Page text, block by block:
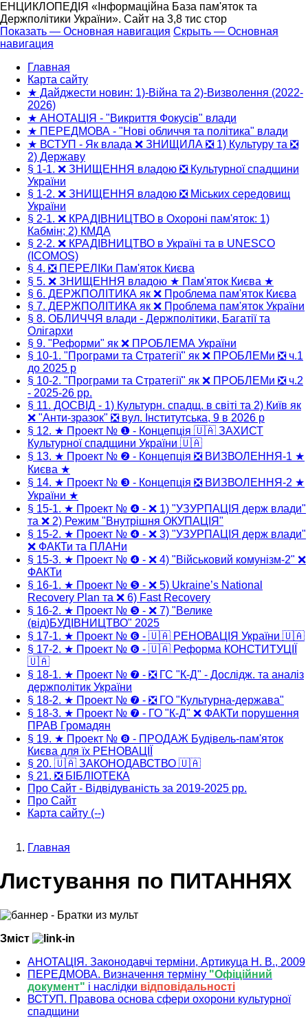
ЕНЦИКЛОПЕДІЯ «Інформаційна База пам'яток та
Держполітики України». Сайт на 3,8 тис стор
Основная
навигация
Показать — Основная навигация Скрыть — Основная
навигация
Главная
Карта сайту
★ Дайджести новин: 1)-Війна та 2)-Визволення (2022-
2026)
★ АНОТАЦІЯ - "Викриття Фокусів" влади
★ ПЕРЕДМОВА - "Нові обличчя та політика" влади
★ ВСТУП - Як влада ❌ ЗНИЩИЛА ❎ 1) Культуру та ❎
2) Державу
§ 1-1. ❌ ЗНИЩЕННЯ владою ❎ Культурної спадщини
України
§ 1-2. ❌ ЗНИЩЕННЯ владою ❎ Міських середовищ
України
§ 2-1. ❌ КРАДІВНИЦТВО в Охороні пам'яток: 1)
Кабмін; 2) КМДА
§ 2-2. ❌ КРАДІВНИЦТВО в Україні та в UNESCO
(ICOMOS)
§ 4. ❎ ПЕРЕЛІКи Пам'яток Києва
§ 5. ❌ ЗНИЩЕННЯ владою ★ Пам'яток Києва ★
§ 6. ДЕРЖПОЛІТИКА як ❌ Проблема пам'яток Києва
§ 7. ДЕРЖПОЛІТИКА як ❌ Проблема пам'яток України
§ 8. ОБЛИЧЧЯ влади - Держполітики, Багатії та
Олігархи
§ 9. "Реформи" як ❌ ПРОБЛЕМА України
§ 10-1. "Програми та Стратегії" як ❌ ПРОБЛЕМи ❎ ч.1
до 2025 р
§ 10-2. "Програми та Стратегії" як ❌ ПРОБЛЕМи ❎ ч.2
- 2025-26 рр.
§ 11. ДОСВІД - 1) Культурн. спадщ. в світі та 2) Київ як
❌ "Анти-зразок" ❎ вул. Інститутська, 9 в 2026 р
§ 12. ★ Проект № ❶ - Концепція 🇺🇦 ЗАХИСТ
Культурної спадщини України 🇺🇦
§ 13. ★ Проект № ❷ - Концепція ❎ ВИЗВОЛЕННЯ-1 ★
Києва ★
§ 14. ★ Проект № ❸ - Концепція ❎ ВИЗВОЛЕННЯ-2 ★
України ★
§ 15-1. ★ Проект № ❹ - ❌ 1) "УЗУРПАЦІЯ держ влади"
та ❌ 2) Режим "Внутрішня ОКУПАЦІЯ"
§ 15-2. ★ Проект № ❹ - ❌ 3) "УЗУРПАЦІЯ держ влади"
❌ ФАКТи та ПЛАНи
§ 15-3. ★ Проект № ❹ - ❌ 4) "Військовий комунізм-2" ❌
ФАКТи
§ 16-1. ★ Проект № ❺ - ❌ 5) Ukraine’s National
Recovery Plan та ❌ 6) Fast Recovery
§ 16-2. ★ Проект № ❺ - ❌ 7) "Велике
(від)БУДІВНИЦТВО" 2025
§ 17-1. ★ Проект № ❻ - 🇺🇦 РЕНОВАЦІЯ України 🇺🇦
§ 17-2. ★ Проект № ❻ - 🇺🇦 Реформа КОНСТИТУЦІЇ
🇺🇦
§ 18-1. ★ Проект № ❼ - ❎ ГС "К-Д" - Дослідж. та аналіз
держполітик України
§ 18-2. ★ Проект № ❼ - ❎ ГО "Культурна-держава"
§ 18-3. ★ Проект № ❼ - ГО "К-Д" ❌ ФАКТи порушення
ПРАВ Громадян
§ 19. ★ Проект № ❽ - ПРОДАЖ Будівель-пам'яток
Києва для їх РЕНОВАЦІЇ
§ 20. 🇺🇦 ЗАКОНОДАВСТВО 🇺🇦
§ 21. ❎ БІБЛІОТЕКА
Про Сайт - Відвідуваність за 2019-2025 рр.
Про Сайт
Карта сайту (--)
навигации
Главная
Листування по ПИТАННЯХ
Зміст
АНОТАЦІЯ. Законодавчі терміни, Артикуца Н. В., 2009
ПЕРЕДМОВА. Визначення терміну "Офіційний
документ" і наслідки відповідальності
ВСТУП. Правова основа сфери охорони культурної
спадщини